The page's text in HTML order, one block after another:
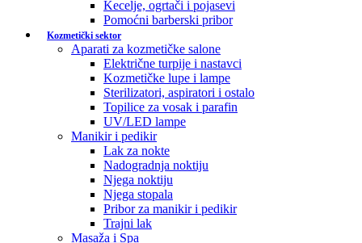
Kecelje, ogrtači i pojasevi
Pomoćni barberski pribor
Kozmetički sektor
Aparati za kozmetičke salone
Električne turpije i nastavci
Kozmetičke lupe i lampe
Sterilizatori, aspiratori i ostalo
Topilice za vosak i parafin
UV/LED lampe
Manikir i pedikir
Lak za nokte
Nadogradnja noktiju
Njega noktiju
Njega stopala
Pribor za manikir i pedikir
Trajni lak
Masaža i Spa